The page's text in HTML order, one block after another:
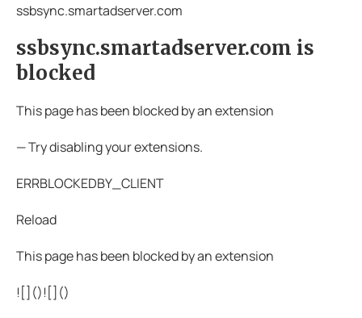
ssbsync.smartadserver.com
ssbsync.smartadserver.com is
blocked
This page has been blocked by an extension
— Try disabling your extensions.
ERRBLOCKEDBY_CLIENT
Reload
This page has been blocked by an extension
![]()![]()